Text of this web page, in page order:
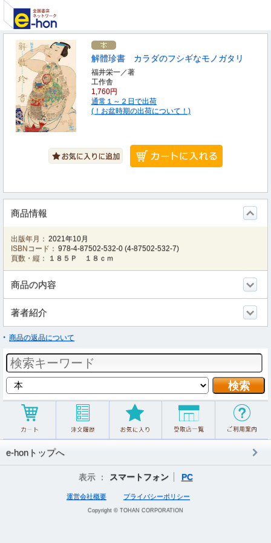
解體珍書 カラダのフシギなモノガタリ
福井栄一／著
工作舎
1,760円
通常１～２日で出荷
(！お盆時期の出荷について！)
商品情報
出版年月： 2021年10月
ISBNコード： 978-4-87502-532-0 (4-87502-532-7)
頁数・縦：
１８５Ｐ １８ｃｍ
商品の内容
著者紹介
商品の返品について
e-honトップへ
表示 ： スマートフォン PC
運営会社概要 プライバシーポリシー
Copyright © TOHAN CORPORATION